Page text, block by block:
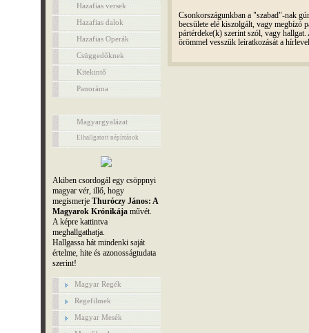
Hazafias versek
Hazafias dalok
Hazafias Operák
Csüggedőknek
Kitekintő
Panoráma
Magyargyalázat
Elhallgatott népírtások
Akiben csordogál egy csöppnyi
magyar vér, illő, hogy
megismerje Thuróczy János: A
Magyarok Krónikájaművét.
A képre kattintva
meghallgathatja.
Hallgassa hát mindenki saját
értelme, hite és azonosságtudata
szerint!
Magyar Regék
Regefilmek
Magyar Mesék
Csonkországunkban a "szabad"-nak
becsülete elé kiszolgált, vagy megbízó
pártérdeke(k) szerint szól, vagy
örömmel vesszük leiratkozását a